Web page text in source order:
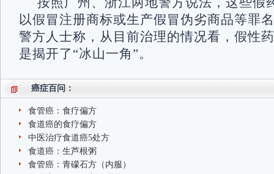
以假冒注册商标或生产假冒伪劣商品等罪
警方人士称，从目前治理的情况看，假性
是揭开了“冰山一角”。
癌症百问：
食管癌：食疗偏方
食道癌的食疗偏方
中医治疗食道癌5处方
食道癌：生芦根粥
食管癌：青礞石方（内服）